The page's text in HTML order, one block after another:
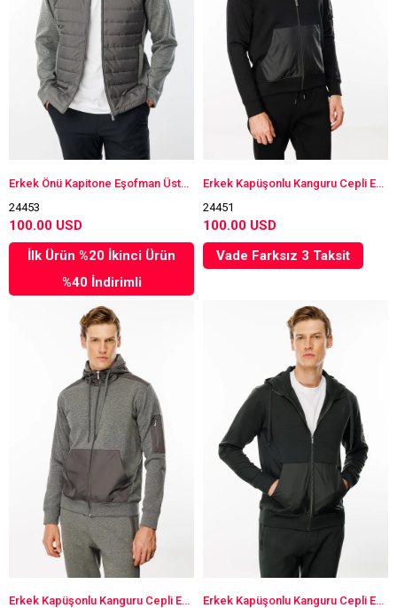
Erkek Önü Kapitone Eşofman Üstü Antra/Melanj
24453
100.00 USD
İlk Ürün %20 İkinci Ürün
%40 İndirimli
Erkek Kapüşonlu Kanguru Cepli Eşofman Üstü Siyah
24451
100.00 USD
Vade Farksız 3 Taksit
Erkek Kapüşonlu Kanguru Cepli Eşofman Üstü Antra/Melanj
Erkek Kapüşonlu Kanguru Cepli Eşofman Üstü Haki